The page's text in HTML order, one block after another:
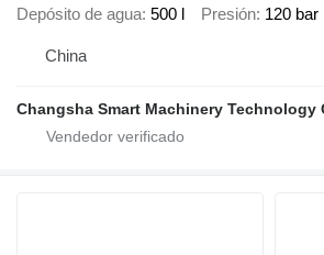
Depósito de agua 500 l Presión 120 bar
China
Changsha Smart Machinery Technology